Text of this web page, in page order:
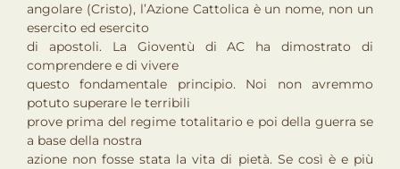
angolare (Cristo), l’Azione Cattolica è un nome, non un
esercito ed esercito
di apostoli. La Gioventù di AC ha dimostrato di
comprendere e di vivere
questo fondamentale principio. Noi non avremmo
potuto superare le terribili
prove prima del regime totalitario e poi della guerra se
a base della nostra
azione non fosse stata la vita di pietà. Se così è e più